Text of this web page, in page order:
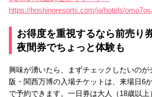
https://hoshinoresorts.com/ja/hotels/
お得度を重視するなら前売り
夜間券でちょっと体験も
興味が湧いたら、まずチェックしたいのが
阪・関西万博の入場チケットは、来場日6
で予約できます。一日券は大人（18歳以上